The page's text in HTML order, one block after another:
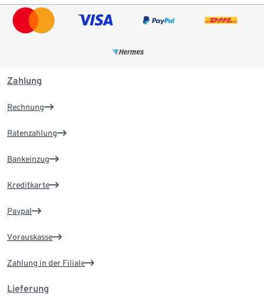
Zahlung
Rechnung
Ratenzahlung
Bankeinzug
Kreditkarte
Paypal
Vorauskasse
Zahlung in der Filiale
Lieferung